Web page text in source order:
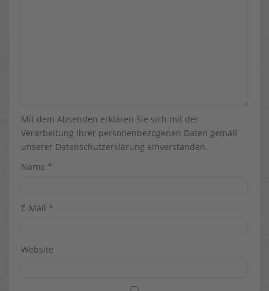
Mit dem Absenden erklären Sie sich mit der
Verarbeitung Ihrer personenbezogenen Daten gemäß
unserer Datenschutzerklärung einverstanden.
Name *
E-Mail *
Website